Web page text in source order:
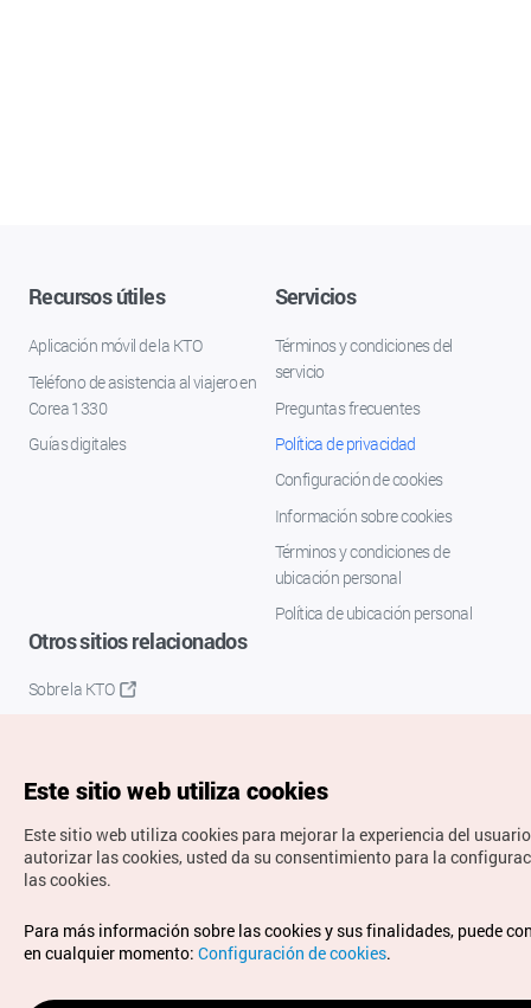
Recursos útiles
Aplicación móvil de la KTO
Teléfono de asistencia al viajero en
Corea 1330
Guías digitales
Servicios
Términos y condiciones del
servicio
Preguntas frecuentes
Política de privacidad
Configuración de cookies
Información sobre cookies
Términos y condiciones de
ubicación personal
Política de ubicación personal
Otros sitios relacionados
Sobre la KTO
Copyrights © Organización de Turismo de Corea. Todos los
derechos reservados.
Para informes de errores y cuestiones relacionadas con el
sitio web, dirija sus consultas al correoelectrónico oficial:
Este sitio web utiliza cookies
Este sitio web utiliza cookies para mejorar la experiencia del
autorizar las cookies, usted da su consentimiento para la
las cookies.
Para más información sobre las cookies y sus finalidades, puede
en cualquier momento: Configuración de cookies.